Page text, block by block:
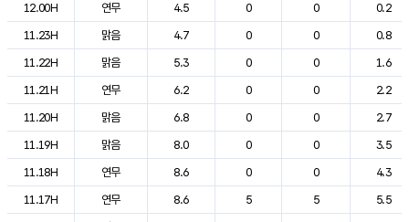
12.00H
연무 4.5 0 0
0.2
11.23H
맑음 4.7 0 0
0.8
11.22H
맑음 5.3 0 0
1.6
11.21H
연무 6.2 0 0
2.2
11.20H
맑음 6.8 0 0
2.7
11.19H
맑음 8.0 0 0
3.5
11.18H
연무 8.6 0 0
4.3
11.17H
연무 8.6 5 5
5.5